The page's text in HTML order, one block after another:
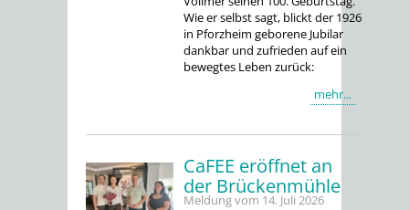
Wie er selbst sagt, blickt der 1926
in Pforzheim geborene Jubilar
dankbar und zufrieden auf ein
bewegtes Leben zurück:
mehr...
CaFEE eröffnet an
der Brückenmühle
Meldung vom 14. Juli 2026